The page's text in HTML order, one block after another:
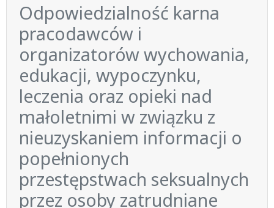
Odpowiedzialność karna
pracodawców i
organizatorów wychowania,
edukacji, wypoczynku,
leczenia oraz opieki nad
małoletnimi w związku z
nieuzyskaniem informacji o
popełnionych
przestępstwach seksualnych
przez osoby zatrudniane